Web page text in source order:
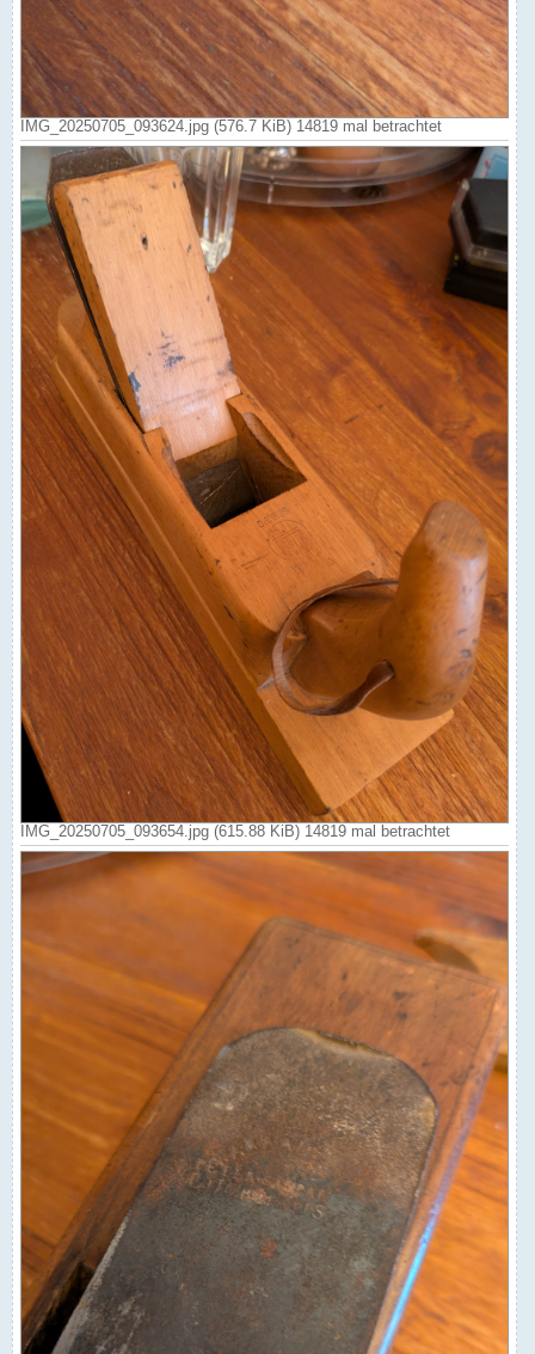
IMG_20250705_093624.jpg (576.7 KiB) 14819 mal betrachtet
IMG_20250705_093654.jpg (615.88 KiB) 14819 mal betrachtet